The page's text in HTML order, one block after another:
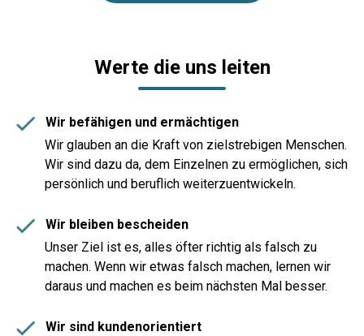
Werte die uns leiten
Wir befähigen und ermächtigen
Wir glauben an die Kraft von zielstrebigen Menschen.
Wir sind dazu da, dem Einzelnen zu ermöglichen, sich
persönlich und beruflich weiterzuentwickeln.
Wir bleiben bescheiden
Unser Ziel ist es, alles öfter richtig als falsch zu
machen. Wenn wir etwas falsch machen, lernen wir
daraus und machen es beim nächsten Mal besser.
Wir sind kundenorientiert